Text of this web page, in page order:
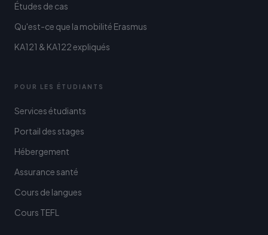
Études de cas
Qu'est-ce que la mobilité Erasmus
KA121 & KA122 expliqués
POUR LES ÉTUDIANTS
Services étudiants
Portail des stages
Hébergement
Assurance santé
Cours de langues
Cours TEFL